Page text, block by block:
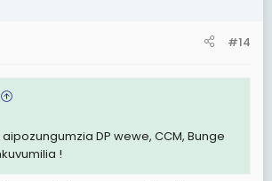
#14
DP wewe, CCM, Bunge
!